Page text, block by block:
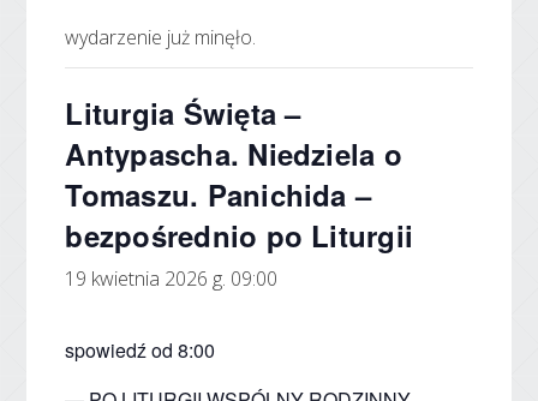
wydarzenie już minęło.
Liturgia Święta –
Antypascha. Niedziela o
Tomaszu. Panichida –
bezpośrednio po Liturgii
19 kwietnia 2026 g. 09:00
spowiedź od 8:00